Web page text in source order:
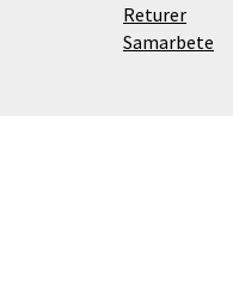
Returer
Samarbete